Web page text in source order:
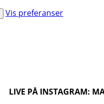
Vis preferanser
LIVE PÅ INSTAGRAM: